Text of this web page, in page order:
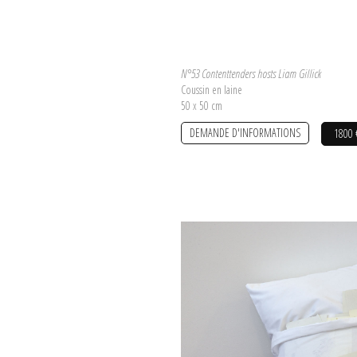
N°53 Contenttenders hosts Liam Gillick
Coussin en laine
50 x 50 cm
1800
DEMANDE D'INFORMATIONS